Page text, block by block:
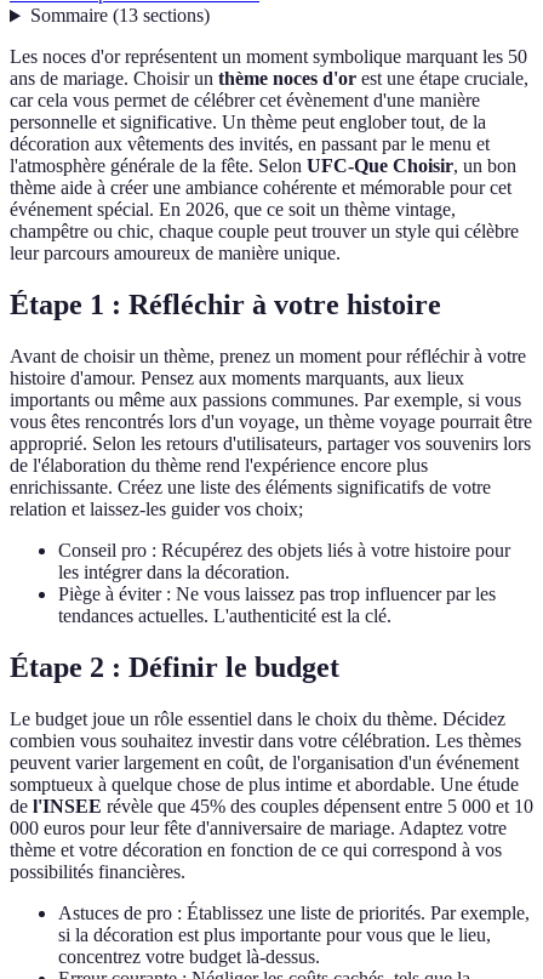
Sommaire(13 sections)
Les noces d'or représentent un moment symbolique marquant les 50
ans de mariage. Choisir un thème noces d'or est une étape cruciale,
car cela vous permet de célébrer cet évènement d'une manière
personnelle et significative. Un thème peut englober tout, de la
décoration aux vêtements des invités, en passant par le menu et
l'atmosphère générale de la fête. Selon UFC-Que Choisir, un bon
thème aide à créer une ambiance cohérente et mémorable pour cet
événement spécial. En 2026, que ce soit un thème vintage,
champêtre ou chic, chaque couple peut trouver un style qui célèbre
leur parcours amoureux de manière unique.
Étape 1 : Réfléchir à votre histoire
Avant de choisir un thème, prenez un moment pour réfléchir à votre
histoire d'amour. Pensez aux moments marquants, aux lieux
importants ou même aux passions communes. Par exemple, si vous
vous êtes rencontrés lors d'un voyage, un thème voyage pourrait être
approprié. Selon les retours d'utilisateurs, partager vos souvenirs lors
de l'élaboration du thème rend l'expérience encore plus
enrichissante. Créez une liste des éléments significatifs de votre
relation et laissez-les guider vos choix;
Conseil pro : Récupérez des objets liés à votre histoire pour
les intégrer dans la décoration.
Piège à éviter : Ne vous laissez pas trop influencer par les
tendances actuelles. L'authenticité est la clé.
Étape 2 : Définir le budget
Le budget joue un rôle essentiel dans le choix du thème. Décidez
combien vous souhaitez investir dans votre célébration. Les thèmes
peuvent varier largement en coût, de l'organisation d'un événement
somptueux à quelque chose de plus intime et abordable. Une étude
de l'INSEE révèle que 45% des couples dépensent entre 5 000 et 10
000 euros pour leur fête d'anniversaire de mariage. Adaptez votre
thème et votre décoration en fonction de ce qui correspond à vos
possibilités financières.
Astuces de pro : Établissez une liste de priorités. Par exemple,
si la décoration est plus importante pour vous que le lieu,
concentrez votre budget là-dessus.